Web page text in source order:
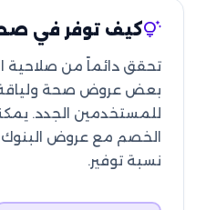
tips_and_updatesكيف توفر في
تحقق دائماً من صلاحية
بعض عروض صحة
للمستخدمين الجدد.
الخصم مع عروض
نسبة توفير.